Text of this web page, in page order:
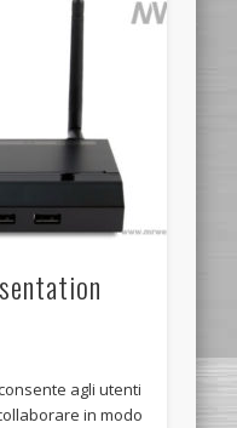
agli utenti
in modo